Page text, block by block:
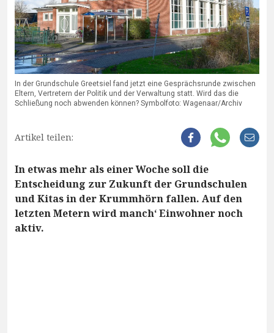
In der Grundschule Greetsiel fand jetzt eine Gesprächsrunde zwischen
Eltern, Vertretern der Politik und der Verwaltung statt. Wird das die
Schließung noch abwenden können? Symbolfoto: Wagenaar/Archiv
Artikel teilen:
In etwas mehr als einer Woche soll die
Entscheidung zur Zukunft der Grundschulen
und Kitas in der Krummhörn fallen. Auf den
letzten Metern wird manch‘ Einwohner noch
aktiv.